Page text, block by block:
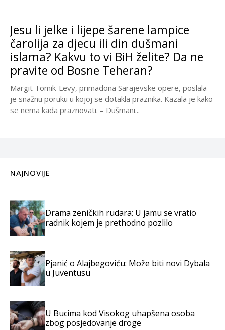
Jesu li jelke i lijepe šarene lampice
čarolija za djecu ili din dušmani
islama? Kakvu to vi BiH želite? Da ne
pravite od Bosne Teheran?
Margit Tomik-Levy, primadona Sarajevske opere, poslala
je snažnu poruku u kojoj se dotakla praznika. Kazala je kako
se nema kada praznovati. – Dušmani...
NAJNOVIJE
Drama zeničkih rudara: U jamu se vratio
radnik kojem je prethodno pozlilo
Pjanić o Alajbegoviću: Može biti novi Dybala
u Juventusu
U Bucima kod Visokog uhapšena osoba
zbog posjedovanje droge